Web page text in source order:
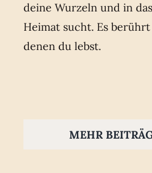
deine Wurzeln und in
Heimat sucht. Es
denen du lebst.
MEHR